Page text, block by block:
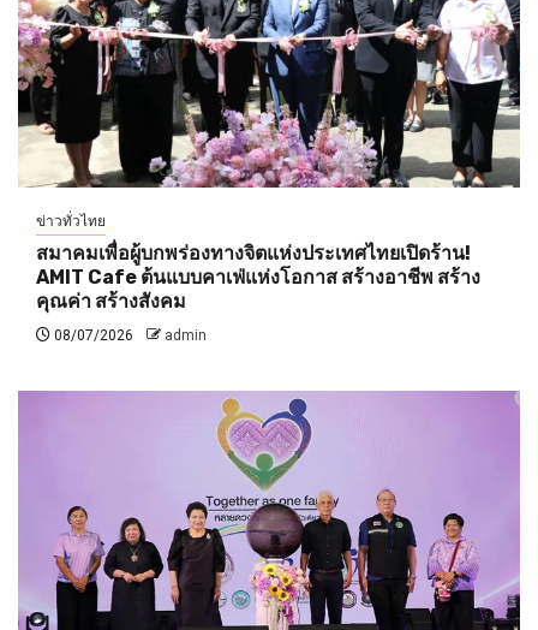
ข่าวทั่วไทย
สมาคมเพื่อผู้บกพร่องทางจิตแห่งประเทศไทยเปิดร้าน!
AMIT Cafe ต้นแบบคาเฟ่แห่งโอกาส สร้างอาชีพ สร้าง
คุณค่า สร้างสังคม
08/07/2026 admin